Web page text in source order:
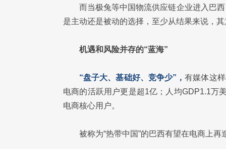
而当极兔等中国物流供应链企业进入巴
是主动还是被动的选择，至少从结果来说，
机遇和风险并存的“蓝海”
“盘子大、基础好、竞争少”，有媒体这
电商的活跃用户更是超1亿；人均GDP1.1万
电商核心用户。
被称为“热带中国”的巴西有望在电商上再